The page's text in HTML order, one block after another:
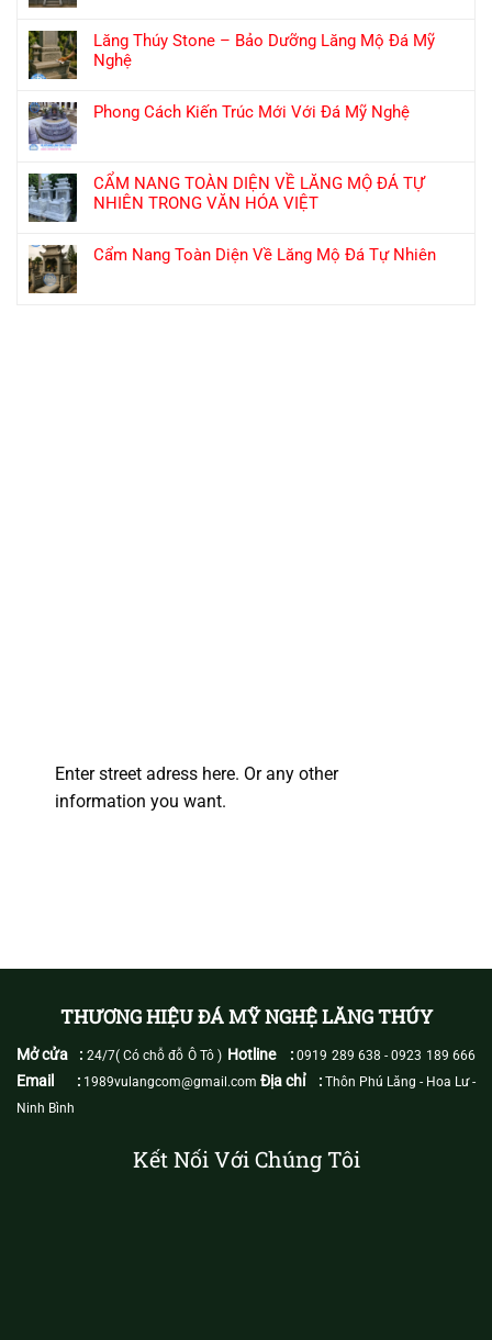
Enter street adress here. Or any other
information you want.
Lăng Thúy Stone – Bảo Dưỡng Lăng Mộ Đá Mỹ
Nghệ
Phong Cách Kiến Trúc Mới Với Đá Mỹ Nghệ
CẨM NANG TOÀN DIỆN VỀ LĂNG MỘ ĐÁ TỰ
NHIÊN TRONG VĂN HÓA VIỆT
Cẩm Nang Toàn Diện Về Lăng Mộ Đá Tự Nhiên
THƯƠNG HIỆU ĐÁ MỸ NGHỆ LĂNG THÚY
Mở cửa : 24/7( Có chỗ đỗ Ô Tô ) Hotline : 0919 289 638 -0923 189 666
Email : 1989vulangcom@gmail.com Địa chỉ : Thôn Phú Lăng - Hoa Lư -
Ninh Bình
Kết Nối Với Chúng Tôi